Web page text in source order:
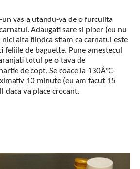
un vas ajutandu-va de o furculita
Adaugati sare si piper (eu nu
alta fiindca stiam ca carnatul este
feliile de baguette. Pune amestecul
totul pe o tava de
de copt. Se coace la 130Â°C-
10 minute (eu am facut 15
daca va place crocant.